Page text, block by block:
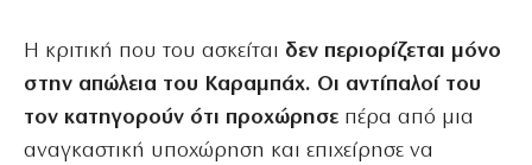
Η κριτική που του ασκείται δεν περιορίζεται μόνο
στην απώλεια του Καραμπάχ. Οι αντίπαλοί του
τον κατηγορούν ότι προχώρησε πέρα από μια
αναγκαστική υποχώρηση και επιχείρησε να